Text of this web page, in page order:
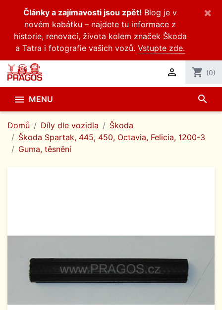
Články a zajímavosti jsou zpět! Blog je v
novém kabátku – najdete tu informace z
historie, renovací, života kolem značek Škoda
a Tatra i fotografie vašich vozů. Vstupte zde.
×
 shopping_cart (0)
 MENU search
Domů Díly dle vozidla
Škoda
Škoda Spartak, 445, 450, Octavia, Felicia, 1200-3
Guma, těsnění